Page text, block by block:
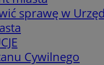
sprawę w
Cywilnego